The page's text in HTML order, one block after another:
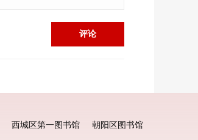
评论
西城区第一图书馆 朝阳区图书馆